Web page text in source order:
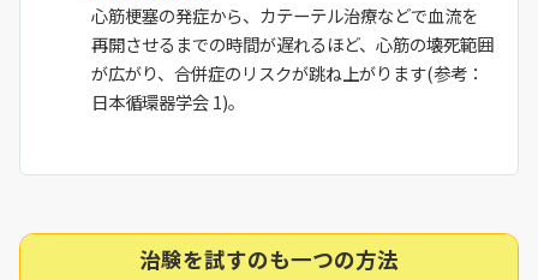
心筋梗塞の発症から、カテーテル治療などで血流を
再開させるまでの時間が遅れるほど、心筋の壊死範囲
が広がり、合併症のリスクが跳ね上がります(参考：
日本循環器学会 1)。
治験を試すのも一つの方法